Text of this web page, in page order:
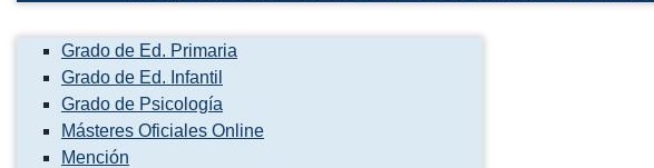
Grado de Ed. Primaria
Grado de Ed. Infantil
Grado de Psicología
Másteres Oficiales Online
Mención